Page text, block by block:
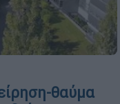
θαύμα